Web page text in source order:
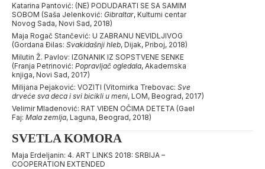
Katarina Pantović: (NE) PODUDARATI SE SA SAMIM
SOBOM (Saša Jelenković: Gibraltar, Kulturni centar
Novog Sada, Novi Sad, 2018)
Maja Rogač Stančević: U ZABRANU NEVIDLJIVOG
(Gordana Đilas: Svakidašnji hleb, Dijak, Priboj, 2018)
Milutin Ž. Pavlov: IZGNANIK IZ SOPSTVENE SENKE
(Franja Petrinović: Popravljač ogledala, Akademska
knjiga, Novi Sad, 2017)
Milijana Pejaković: VOZITI (Vitomirka Trebovac: Sve
drveće sva deca i svi bicikli u meni, LOM, Beograd, 2017)
Velimir Mladenović: RAT VIĐEN OČIMA DETETA (Gael
Faj: Mala zemlja, Laguna, Beograd, 2018)
SVETLA KOMORA
Maja Erdeljanin: 4. ART LINKS 2018: SRBIJA –
COOPERATION EXTENDED